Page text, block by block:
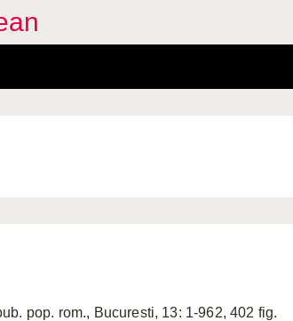
pop. rom., Bucuresti, 13: 1-962, 402 fig.